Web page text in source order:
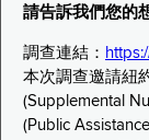
請告訴我們您的
調查連結：
本次調查邀請紐
(Supplemental
(Public